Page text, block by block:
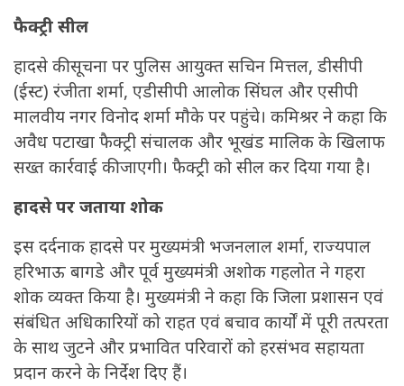
फैक्ट्री सील
हादसे की सूचना पर पुलिस आयुक्त सचिन मित्तल, डीसीपी
(ईस्ट) रंजीता शर्मा, एडीसीपी आलोक सिंघल और एसीपी
मालवीय नगर विनोद शर्मा मौके पर पहुंचे। कमिश्रर ने कहा कि
अवैध पटाखा फैक्ट्री संचालक और भूखंड मालिक के खिलाफ
सख्त कार्रवाई की जाएगी। फैक्ट्री को सील कर दिया गया है।
हादसे पर जताया शोक
इस दर्दनाक हादसे पर मुख्यमंत्री भजनलाल शर्मा, राज्यपाल
हरिभाऊ बागडे और पूर्व मुख्यमंत्री अशोक गहलोत ने गहरा
शोक व्यक्त किया है। मुख्यमंत्री ने कहा कि जिला प्रशासन एवं
संबंधित अधिकारियों को राहत एवं बचाव कार्यों में पूरी तत्परता
के साथ जुटने और प्रभावित परिवारों को हरसंभव सहायता
प्रदान करने के निर्देश दिए हैं।